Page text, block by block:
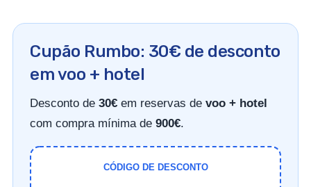
Cupão Rumbo: 30€ de desconto
em voo + hotel
Desconto de 30€ em reservas de voo + hotel
com compra mínima de 900€.
CÓDIGO DE DESCONTO